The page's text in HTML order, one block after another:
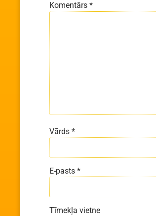
Komentārs *
Vārds *
E-pasts *
Tīmekļa vietne